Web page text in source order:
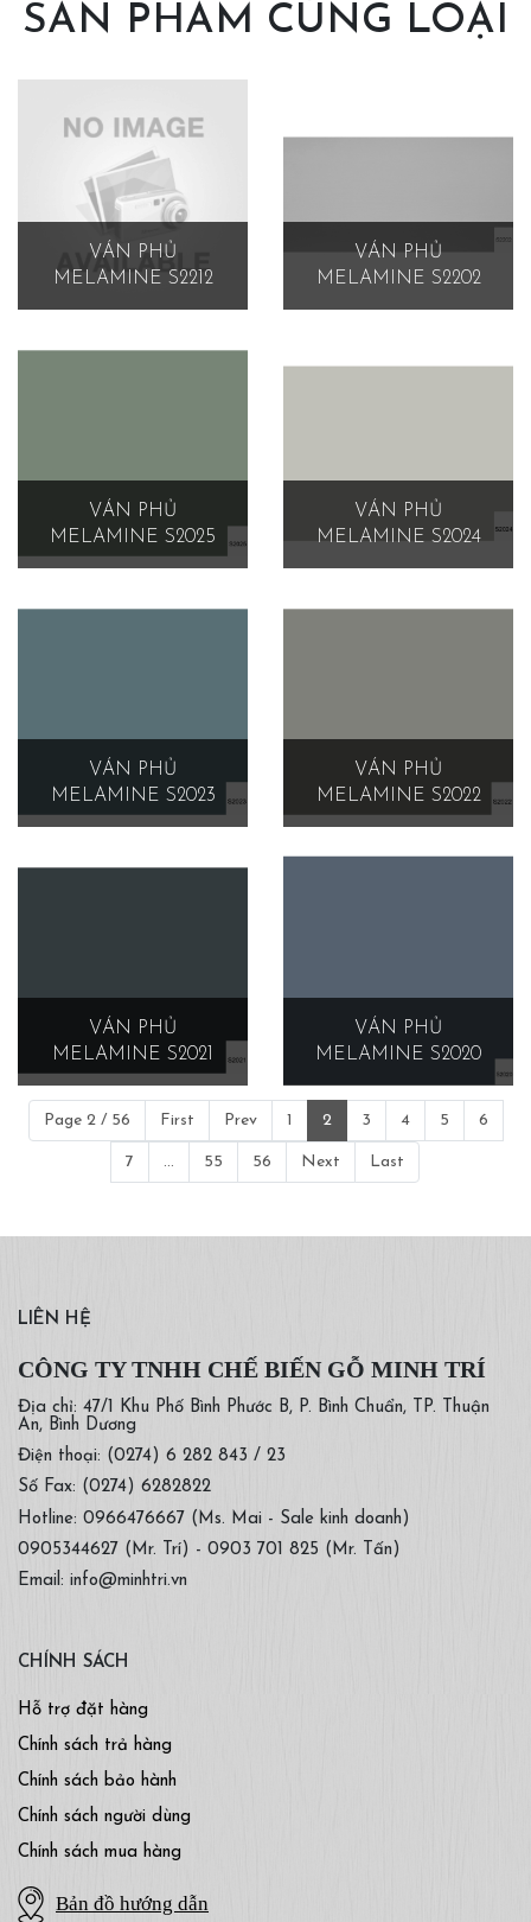
SẢN PHẨM CÙNG LOẠI
VÁN PHỦ
MELAMINE S2212
VÁN PHỦ
MELAMINE S2202
VÁN PHỦ
MELAMINE S2025
VÁN PHỦ
MELAMINE S2024
VÁN PHỦ
MELAMINE S2023
VÁN PHỦ
MELAMINE S2022
VÁN PHỦ
MELAMINE S2021
VÁN PHỦ
MELAMINE S2020
Page 2 / 56 First Prev 1 2 3 4 5 6
7 ... 55 56 Next Last
LIÊN HỆ
CÔNG TY TNHH CHẾ BIẾN GỖ MINH TRÍ
Địa chỉ: 47/1 Khu Phố Bình Phước B, P. Bình Chuẩn, TP. Thuận
An, Bình Dương
Điện thoại: (0274) 6 282 843 / 23
Số Fax: (0274) 6282822
Hotline: 0966476667 (Ms. Mai - Sale kinh doanh)
0905344627 (Mr. Trí) - 0903 701 825 (Mr. Tấn)
Email: info@minhtri.vn
CHÍNH SÁCH
Hỗ trợ đặt hàng
Chính sách trả hàng
Chính sách bảo hành
Chính sách người dùng
Chính sách mua hàng
Bản đồ hướng dẫn